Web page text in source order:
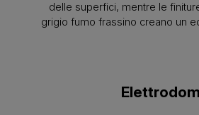
delle superfici, mentre le
grigio fumo frassino creano un